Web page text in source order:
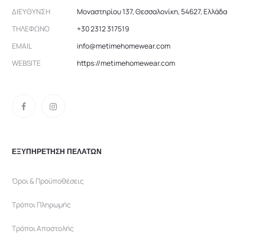
ΔΙΕΎΘΥΝΣΗ
Μοναστηρίου 137, Θεσσαλονίκη, 54627, Ελλάδα
ΤΗΛΈΦΩΝΟ
+30 2312 317519
EMAIL
info@metimehomewear.com
WEBSITE
https://metimehomewear.com
ΕΞΥΠΗΡΕΤΗΣΗ ΠΕΛΑΤΩΝ
Όροι & Προϋποθέσεις
Τρόποι Πληρωμής
Τρόποι Αποστολής